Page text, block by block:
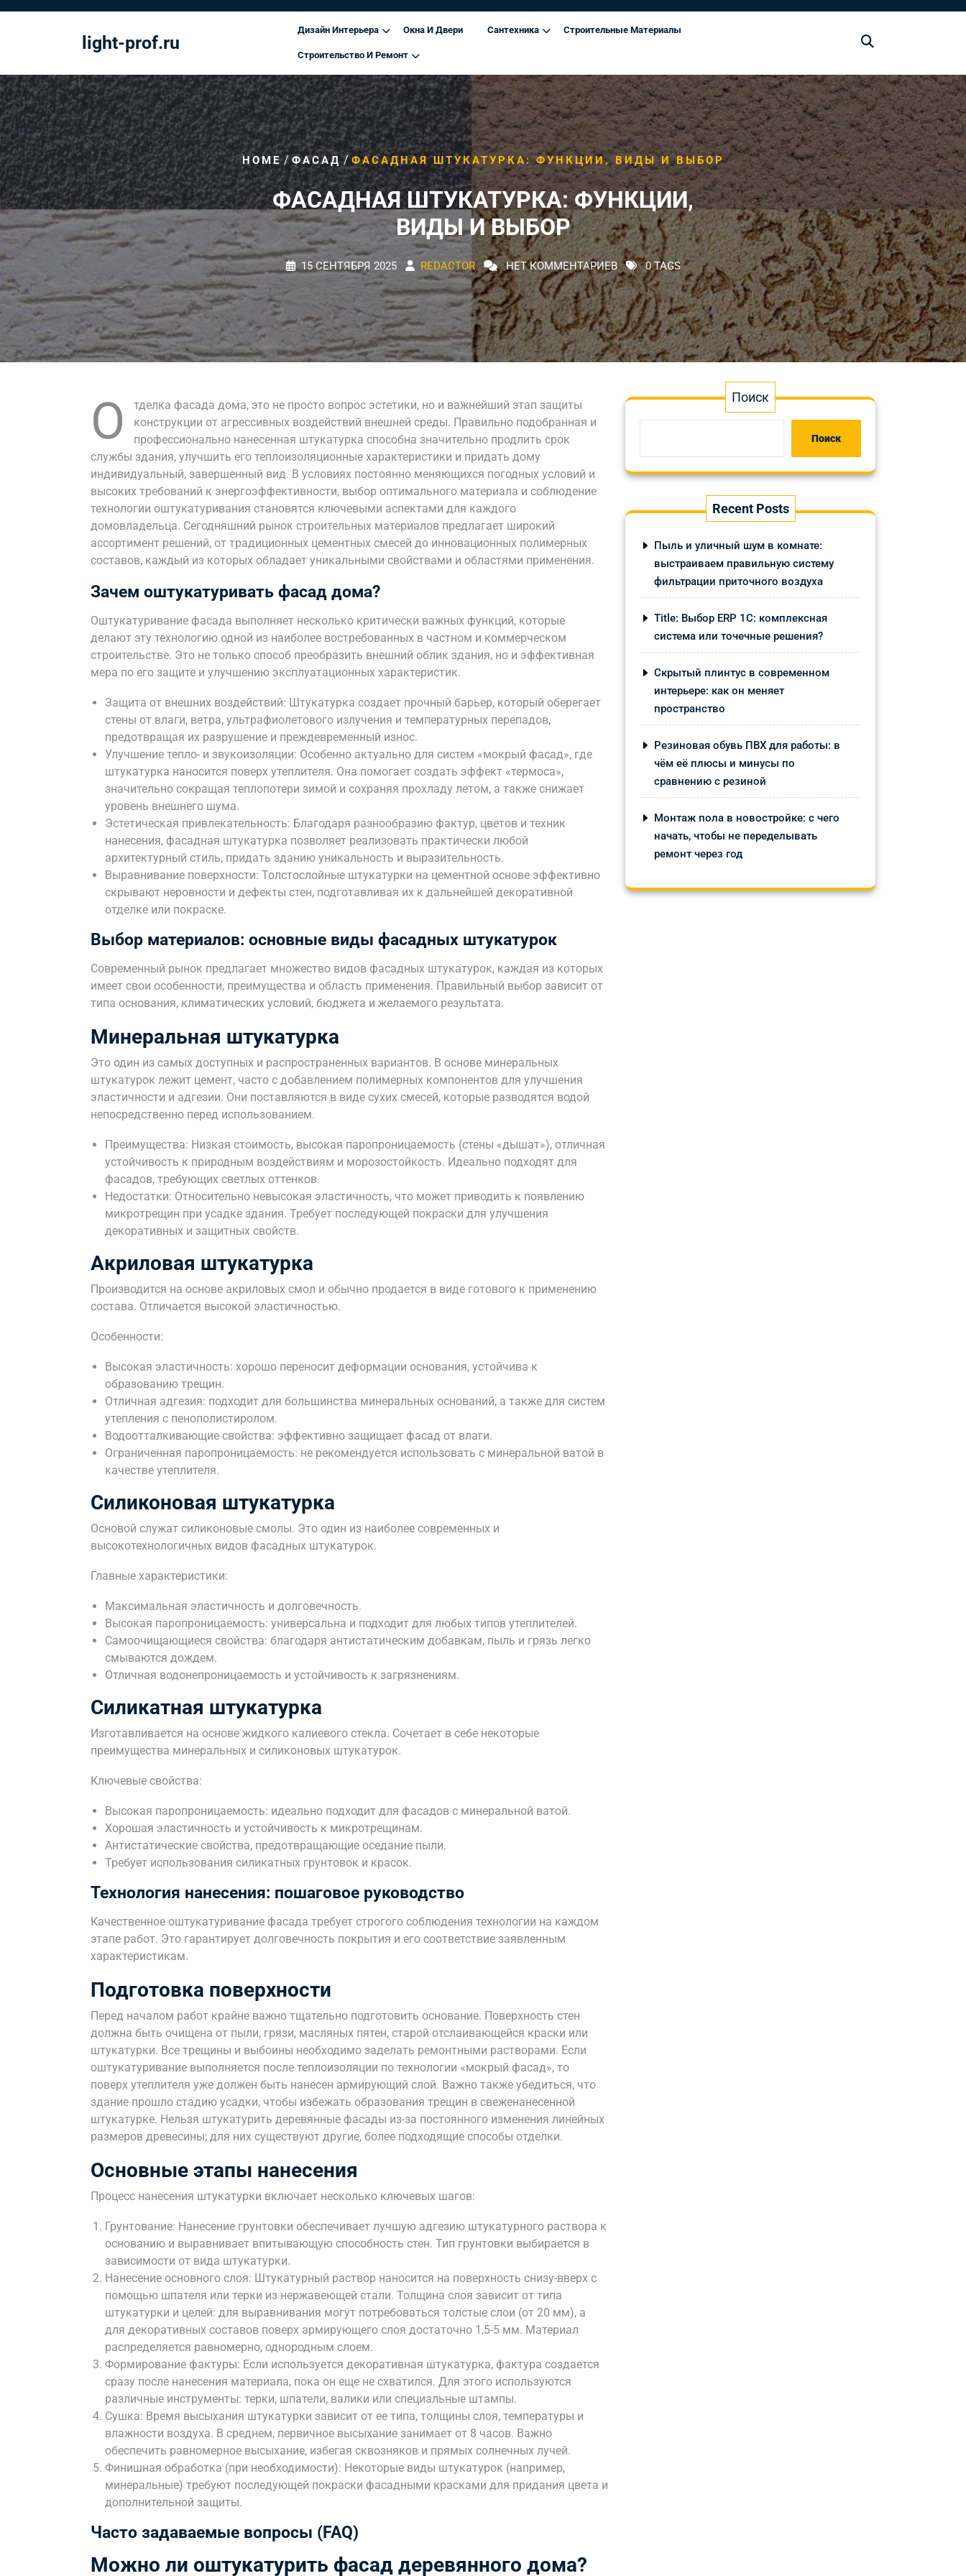
light-prof.ru
Дизайн Интерьера Окна И Двери Сантехника Строительные Материалы
Строительство И Ремонт
HOME/ФАСАД/ФАСАДНАЯ ШТУКАТУРКА: ФУНКЦИИ, ВИДЫ И ВЫБОР
ФАСАДНАЯ ШТУКАТУРКА: ФУНКЦИИ,
ВИДЫ И ВЫБОР
15 СЕНТЯБРЯ 2025 REDACTOR НЕТ КОММЕНТАРИЕВ 0 TAGS
О
тделка фасада дома, это не просто вопрос эстетики, но и важнейший этап защиты
конструкции от агрессивных воздействий внешней среды. Правильно подобранная и
профессионально нанесенная штукатурка способна значительно продлить срок
службы здания, улучшить его теплоизоляционные характеристики и придать дому
индивидуальный, завершенный вид. В условиях постоянно меняющихся погодных условий и
высоких требований к энергоэффективности, выбор оптимального материала и соблюдение
технологии оштукатуривания становятся ключевыми аспектами для каждого
домовладельца. Сегодняшний рынок строительных материалов предлагает широкий
ассортимент решений, от традиционных цементных смесей до инновационных полимерных
составов, каждый из которых обладает уникальными свойствами и областями применения.
Зачем оштукатуривать фасад дома?
Оштукатуривание фасада выполняет несколько критически важных функций, которые
делают эту технологию одной из наиболее востребованных в частном и коммерческом
строительстве. Это не только способ преобразить внешний облик здания, но и эффективная
мера по его защите и улучшению эксплуатационных характеристик.
Защита от внешних воздействий: Штукатурка создает прочный барьер, который оберегает
стены от влаги, ветра, ультрафиолетового излучения и температурных перепадов,
предотвращая их разрушение и преждевременный износ.
Улучшение тепло- и звукоизоляции: Особенно актуально для систем «мокрый фасад», где
штукатурка наносится поверх утеплителя. Она помогает создать эффект «термоса»,
значительно сокращая теплопотери зимой и сохраняя прохладу летом, а также снижает
уровень внешнего шума.
Эстетическая привлекательность: Благодаря разнообразию фактур, цветов и техник
нанесения, фасадная штукатурка позволяет реализовать практически любой
архитектурный стиль, придать зданию уникальность и выразительность.
Выравнивание поверхности: Толстослойные штукатурки на цементной основе эффективно
скрывают неровности и дефекты стен, подготавливая их к дальнейшей декоративной
отделке или покраске.
Выбор материалов: основные виды фасадных штукатурок
Современный рынок предлагает множество видов фасадных штукатурок, каждая из которых
имеет свои особенности, преимущества и область применения. Правильный выбор зависит от
типа основания, климатических условий, бюджета и желаемого результата.
Минеральная штукатурка
Это один из самых доступных и распространенных вариантов. В основе минеральных
штукатурок лежит цемент, часто с добавлением полимерных компонентов для улучшения
эластичности и адгезии. Они поставляются в виде сухих смесей, которые разводятся водой
непосредственно перед использованием.
Преимущества: Низкая стоимость, высокая паропроницаемость (стены «дышат»), отличная
устойчивость к природным воздействиям и морозостойкость. Идеально подходят для
фасадов, требующих светлых оттенков.
Недостатки: Относительно невысокая эластичность, что может приводить к появлению
микротрещин при усадке здания. Требует последующей покраски для улучшения
декоративных и защитных свойств.
Акриловая штукатурка
Производится на основе акриловых смол и обычно продается в виде готового к применению
состава. Отличается высокой эластичностью.
Особенности:
Высокая эластичность: хорошо переносит деформации основания, устойчива к
образованию трещин.
Отличная адгезия: подходит для большинства минеральных оснований, а также для систем
утепления с пенополистиролом.
Водоотталкивающие свойства: эффективно защищает фасад от влаги.
Ограниченная паропроницаемость: не рекомендуется использовать с минеральной ватой в
качестве утеплителя.
Силиконовая штукатурка
Основой служат силиконовые смолы. Это один из наиболее современных и
высокотехнологичных видов фасадных штукатурок.
Главные характеристики:
Максимальная эластичность и долговечность.
Высокая паропроницаемость: универсальна и подходит для любых типов утеплителей.
Самоочищающиеся свойства: благодаря антистатическим добавкам, пыль и грязь легко
смываются дождем.
Отличная водонепроницаемость и устойчивость к загрязнениям.
Силикатная штукатурка
Изготавливается на основе жидкого калиевого стекла. Сочетает в себе некоторые
преимущества минеральных и силиконовых штукатурок.
Ключевые свойства:
Высокая паропроницаемость: идеально подходит для фасадов с минеральной ватой.
Хорошая эластичность и устойчивость к микротрещинам.
Антистатические свойства, предотвращающие оседание пыли.
Требует использования силикатных грунтовок и красок.
Технология нанесения: пошаговое руководство
Качественное оштукатуривание фасада требует строгого соблюдения технологии на каждом
этапе работ. Это гарантирует долговечность покрытия и его соответствие заявленным
характеристикам.
Подготовка поверхности
Перед началом работ крайне важно тщательно подготовить основание. Поверхность стен
должна быть очищена от пыли, грязи, масляных пятен, старой отслаивающейся краски или
штукатурки. Все трещины и выбоины необходимо заделать ремонтными растворами. Если
оштукатуривание выполняется после теплоизоляции по технологии «мокрый фасад», то
поверх утеплителя уже должен быть нанесен армирующий слой. Важно также убедиться, что
здание прошло стадию усадки, чтобы избежать образования трещин в свеженанесенной
штукатурке. Нельзя штукатурить деревянные фасады из-за постоянного изменения линейных
размеров древесины; для них существуют другие, более подходящие способы отделки.
Основные этапы нанесения
Процесс нанесения штукатурки включает несколько ключевых шагов:
Грунтование: Нанесение грунтовки обеспечивает лучшую адгезию штукатурного раствора к
основанию и выравнивает впитывающую способность стен. Тип грунтовки выбирается в
зависимости от вида штукатурки.
Нанесение основного слоя: Штукатурный раствор наносится на поверхность снизу-вверх с
помощью шпателя или терки из нержавеющей стали. Толщина слоя зависит от типа
штукатурки и целей: для выравнивания могут потребоваться толстые слои (от 20 мм), а
для декоративных составов поверх армирующего слоя достаточно 1,5-5 мм. Материал
распределяется равномерно, однородным слоем.
Формирование фактуры: Если используется декоративная штукатурка, фактура создается
сразу после нанесения материала, пока он еще не схватился. Для этого используются
различные инструменты: терки, шпатели, валики или специальные штампы.
Сушка: Время высыхания штукатурки зависит от ее типа, толщины слоя, температуры и
влажности воздуха. В среднем, первичное высыхание занимает от 8 часов. Важно
обеспечить равномерное высыхание, избегая сквозняков и прямых солнечных лучей.
Финишная обработка (при необходимости): Некоторые виды штукатурок (например,
минеральные) требуют последующей покраски фасадными красками для придания цвета и
дополнительной защиты.
Часто задаваемые вопросы (FAQ)
Можно ли оштукатурить фасад деревянного дома?
Поиск
Поиск
Recent Posts
Пыль и уличный шум в комнате:
выстраиваем правильную систему
фильтрации приточного воздуха
Title: Выбор ERP 1С: комплексная
система или точечные решения?
Скрытый плинтус в современном
интерьере: как он меняет
пространство
Резиновая обувь ПВХ для работы: в
чём её плюсы и минусы по
сравнению с резиной
Монтаж пола в новостройке: с чего
начать, чтобы не переделывать
ремонт через год